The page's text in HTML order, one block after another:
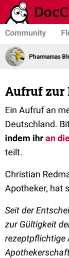
Community
Pharmamas
Aufruf zur
Ein Aufruf an
Deutschland.
indem ihran
teilt.
Christian
Apotheker, hat
Seit der
zur Gültigkeit
rezeptpflichtige